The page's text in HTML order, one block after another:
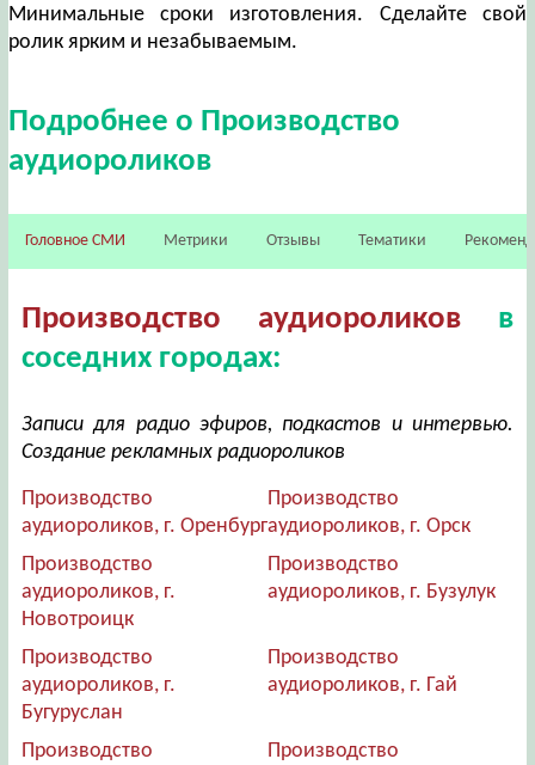
Минимальные сроки изготовления. Сделайте свой
ролик ярким и незабываемым.
Подробнее о Производство
аудиороликов
Головное СМИ Метрики Отзывы Тематики
Производство аудиороликовв
соседних городах:
Записи для радио эфиров, подкастов и интервью.
Создание рекламных радиороликов
Производство
аудиороликов, г. Оренбург
Производство
аудиороликов, г. Орск
Производство
аудиороликов, г.
Новотроицк
Производство
аудиороликов, г. Бузулук
Производство
аудиороликов, г.
Бугуруслан
Производство
аудиороликов, г. Гай
Производство
Производство